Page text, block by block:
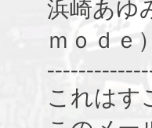
浜崎あゆ
ｍｏｄｅ）
これはす